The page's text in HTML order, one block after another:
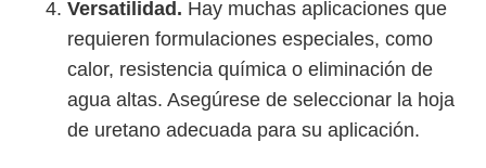
Versatilidad. Hay muchas aplicaciones que
requieren formulaciones especiales, como
calor, resistencia química o eliminación de
agua altas. Asegúrese de seleccionar la hoja
de uretano adecuada para su aplicación.